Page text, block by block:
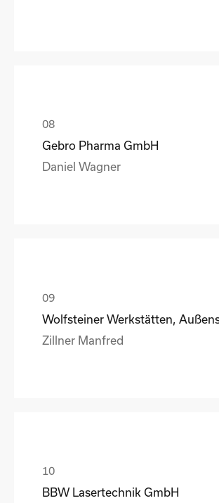
Gebro Pharma GmbH
Daniel Wagner
Zillner Manfred
BBW Lasertechnik GmbH